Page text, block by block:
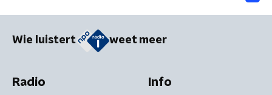
Wie luistert weet meer
Radio Info